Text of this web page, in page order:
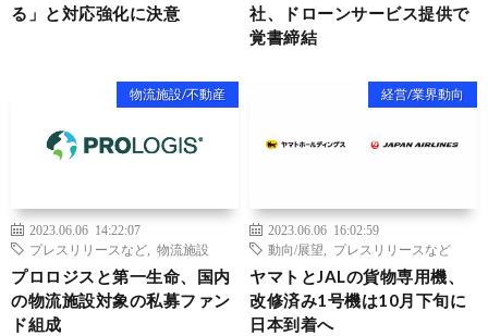
る」と対応強化に決意
社、ドローンサービス提供で
覚書締結
物流施設/不動産
2023.06.06 14:22:07
プレスリリースなど
物流施設
プロロジスと第一生命、国内
の物流施設対象の私募ファン
ド組成
経営/業界動向
2023.06.06 16:02:59
動向/展望
プレスリリースなど
ヤマトとJALの貨物専用機、
改修済み1号機は10月下旬に
日本到着へ